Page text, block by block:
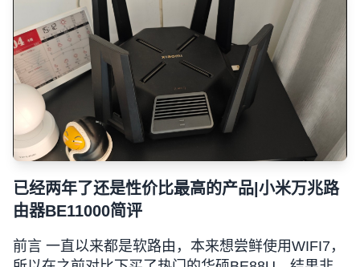
已经两年了还是性价比最高的产品|小米万兆路
由器BE11000简评
前言 一直以来都是软路由，本来想尝鲜使用WIFI7，